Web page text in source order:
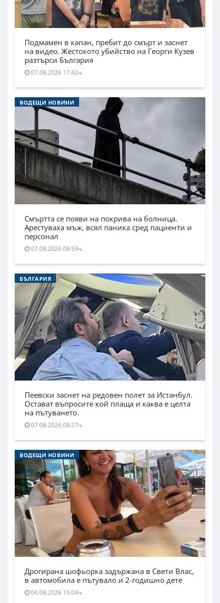
Подмамен в капан, пребит до смърт и заснет
на видео. Жестокото убийство на Георги Кузев
разтърси България
07.08.2026 17:42ч.
ВОДЕЩИ НОВИНИ
Смъртта се появи на покрива на болница.
Арестуваха мъж, всял паника сред пациенти и
персонал
07.08.2026 08:59ч.
БЪЛГАРИЯ
Пеевски заснет на редовен полет за Истанбул.
Остават въпросите кой плаща и каква е целта
на пътуването.
07.08.2026 08:27ч.
ВОДЕЩИ НОВИНИ
Дрогирана шофьорка задържана в Свети Влас,
в автомобила е пътувало и 2-годишно дете
06.08.2026 15:04ч.